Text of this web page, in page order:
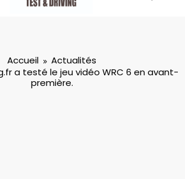
Accueil
Actualités
a testé le jeu vidéo WRC 6 en avant-
première.